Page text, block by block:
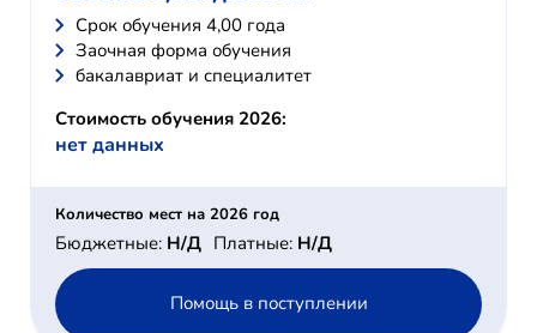
Cрок обучения 4,00 года
Заочная форма обучения
бакалавриат и специалитет
Стоимость обучения 2026:
нет данных
Количество мест на 2026 год
Бюджетные: Н/Д Платные: Н/Д
Помощь в поступлении